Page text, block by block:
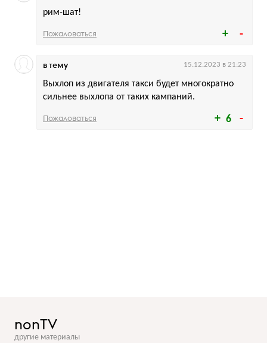
рим-шат!
Пожаловаться
6
Выхлоп из двигателя такси будет многократно
сильнее выхлопа от таких кампаний.
в тему 15.12.2023 в 21:23
Пожаловаться
nonTV
другие материалы